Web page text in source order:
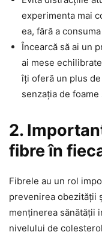
experimenta mai
ea, fără a
Încearcă să ai un
ai mese
îți oferă un plus
senzația de
2.
fibre în
Fibrele au un rol
prevenirea obezității
menținerea sănătății
nivelului de